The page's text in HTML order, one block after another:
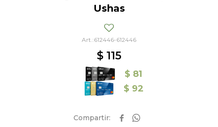
Ushas
612446-612446
$ 115
$ 81
$ 92
 